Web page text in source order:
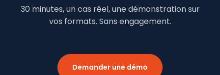
30 minutes, un cas réel, une démonstration sur
vos formats. Sans engagement.
Demander une démo